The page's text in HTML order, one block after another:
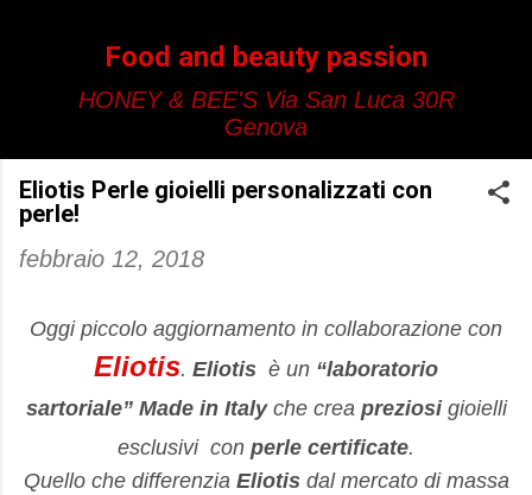
Food and beauty passion
HONEY & BEE'S Via San Luca 30R
Genova
Eliotis Perle gioielli personalizzati con
perle!
febbraio 12, 2018
Oggi piccolo aggiornamento in collaborazione con
Eliotis. Eliotis è un “laboratorio
sartoriale” Made in Italy che crea preziosigioielli
esclusivi con perle certificate.
Quello che differenziaEliotisdal mercato di massa